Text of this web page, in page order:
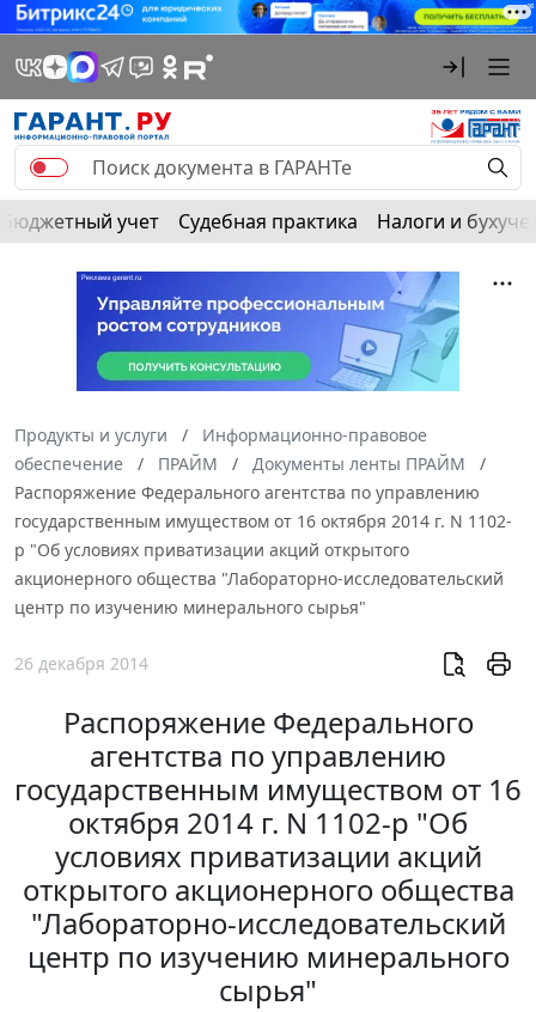
Бюджетный учет Судебная практика Налоги и
Продукты и услуги
Информационно-правовое
обеспечение
ПРАЙМ
Документы ленты ПРАЙМ
Распоряжение Федерального агентства по управлению
государственным имуществом от 16 октября 2014 г. N 1102-
р "Об условиях приватизации акций открытого
акционерного общества "Лабораторно-исследовательский
центр по изучению минерального сырья"
26 декабря 2014
Распоряжение Федерального
агентства по управлению
государственным имуществом от 16
октября 2014 г. N 1102-р "Об
условиях приватизации акций
открытого акционерного общества
"Лабораторно-исследовательский
центр по изучению минерального
сырья"